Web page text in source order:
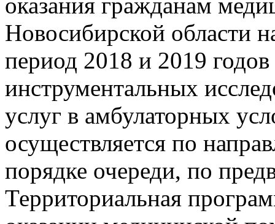
оказания гражданам
Новосибирской области
период 2018 и 2019
инструментальных
услуг в амбулаторных
осуществляется по
порядке очереди, по
Территориальная